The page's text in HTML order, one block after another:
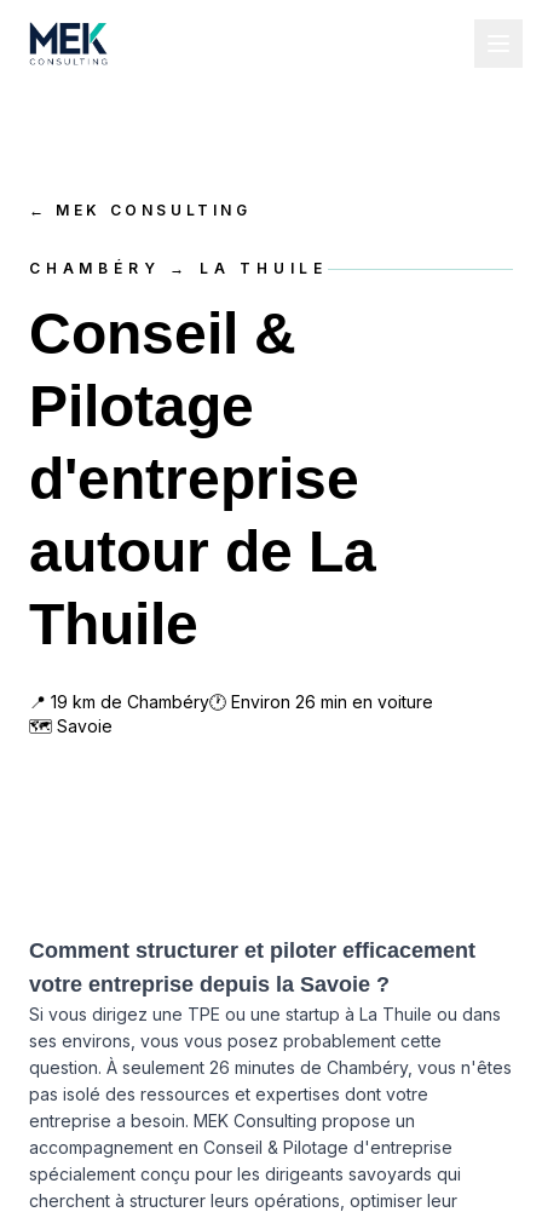
← MEK CONSULTING
CHAMBÉRY → LA THUILE
Conseil &
Pilotage
d'entreprise
autour de La
Thuile
📍 19 km de Chambéry🕐 Environ 26 min en voiture
🗺 Savoie
Comment structurer et piloter efficacement
votre entreprise depuis la Savoie ?
Si vous dirigez une TPE ou une startup à La Thuile ou dans
ses environs, vous vous posez probablement cette
question. À seulement 26 minutes de Chambéry, vous n'êtes
pas isolé des ressources et expertises dont votre
entreprise a besoin. MEK Consulting propose un
accompagnement en Conseil & Pilotage d'entreprise
spécialement conçu pour les dirigeants savoyards qui
cherchent à structurer leurs opérations, optimiser leur